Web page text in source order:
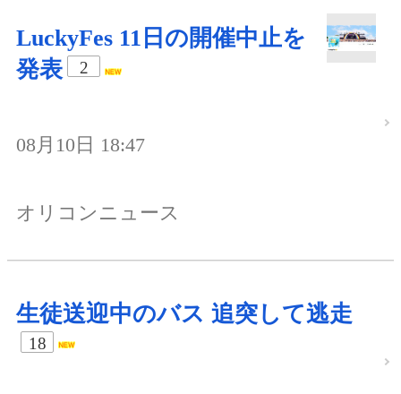
LuckyFes 11日の開催中止を
発表
2
08月10日 18:47
オリコンニュース
生徒送迎中のバス 追突して逃走
18